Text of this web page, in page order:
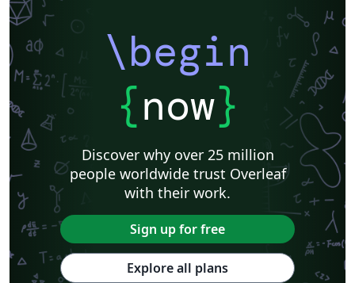
\begin
{now}
Discover why over 25 million
people worldwide trust Overleaf
with their work.
Sign up for free
Explore all plans